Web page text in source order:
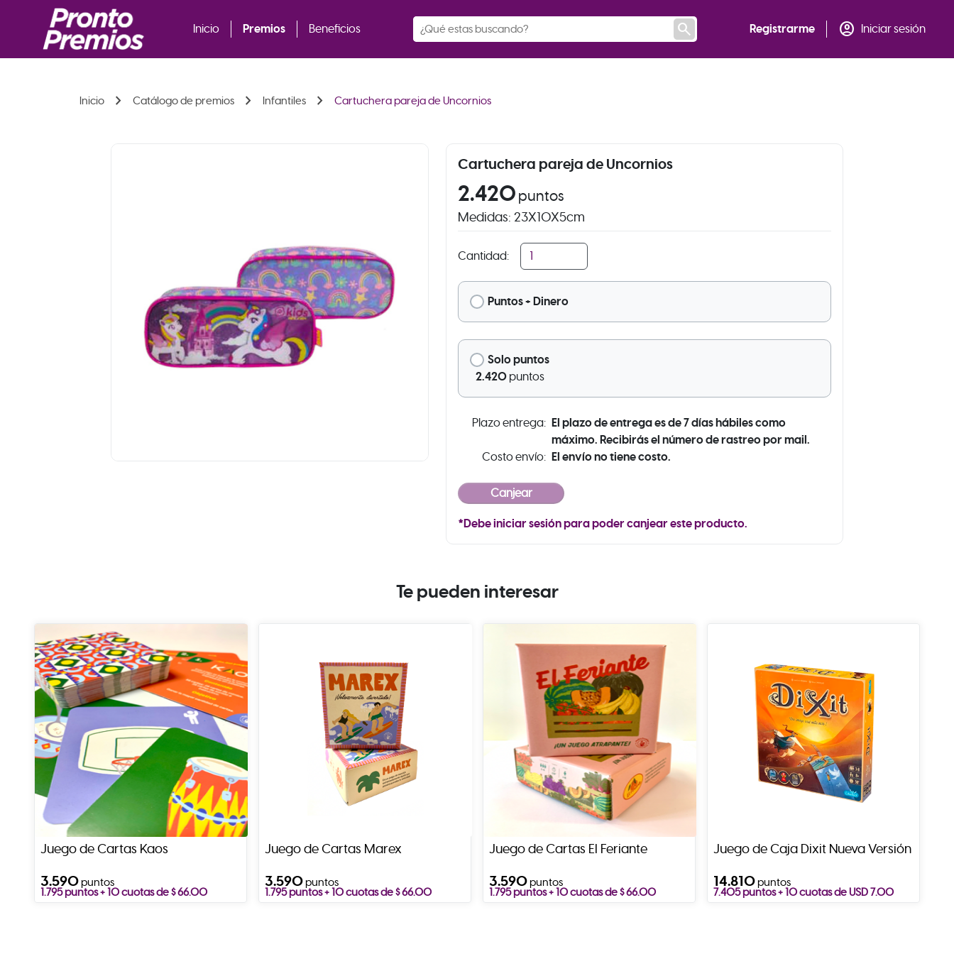
Inicio Premios Beneficios search Registrarme account_circle Iniciar sesión
Inicio chevron_right Catálogo de premios chevron_right Infantiles chevron_right Cartuchera pareja de Uncornios
Cartuchera pareja de Uncornios
2.420 puntos
Medidas: 23X10X5cm
Cantidad:
Puntos + Dinero
Solo puntos
2.420 puntos
Plazo entrega: El plazo de entrega es de 7 días hábiles como
máximo. Recibirás el número de rastreo por mail.
Costo envío: El envío no tiene costo.
*Debe iniciar sesión para poder canjear este producto.
Te pueden interesar
Juego de Cartas Kaos
3.590puntos
1.795 puntos + 10 cuotas de $ 66.00
Juego de Cartas Marex
3.590puntos
1.795 puntos + 10 cuotas de $ 66.00
Juego de Cartas El Feriante
3.590puntos
1.795 puntos + 10 cuotas de $ 66.00
Juego de Caja Dixit Nueva Versión
14.810puntos
7.405 puntos + 10 cuotas de USD 7.00